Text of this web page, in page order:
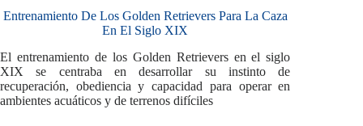
Entrenamiento De Los Golden Retrievers Para La Caza
En El Siglo XIX
El entrenamiento de los Golden Retrievers en el siglo
XIX se centraba en desarrollar su instinto de
recuperación, obediencia y capacidad para operar en
ambientes acuáticos y de terrenos difíciles